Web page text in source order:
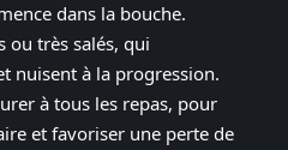
dans la bouche.
ou très salés, qui
nuisent à la progression.
à tous les repas, pour
et favoriser une perte de